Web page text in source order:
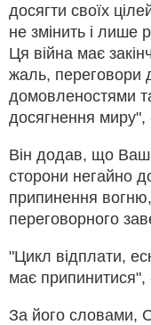
досягти своїх
не змінить і лише
Ця війна має
жаль, переговори
домовленостями
досягнення
Він додав, що
сторони негайно
припинення
переговорного
"Цикл відплати,
має
За його словами,